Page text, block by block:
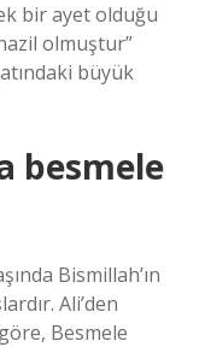
bir ayet olduğu
olmuştur”
büyük
besmele
Bismillah’ın
Ali’den
Besmele